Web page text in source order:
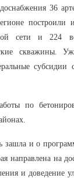
36
построили
сети и 224
скважины.
субсидии
по
зашла и о
направлена на
и доведение